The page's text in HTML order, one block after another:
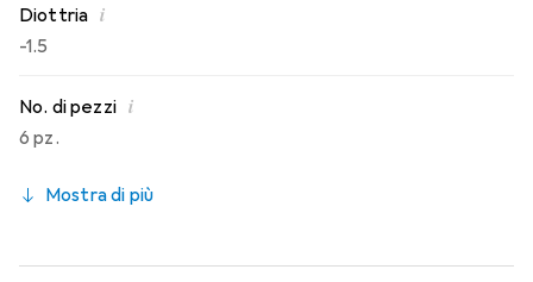
Diottria i
-1.5
No. di pezzi i
6 pz.
Mostra di più